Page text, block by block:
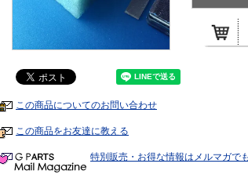
この商品についてのお問い合わせ
この商品をお友達に教える
特別販売・お得な情報はメルマガで